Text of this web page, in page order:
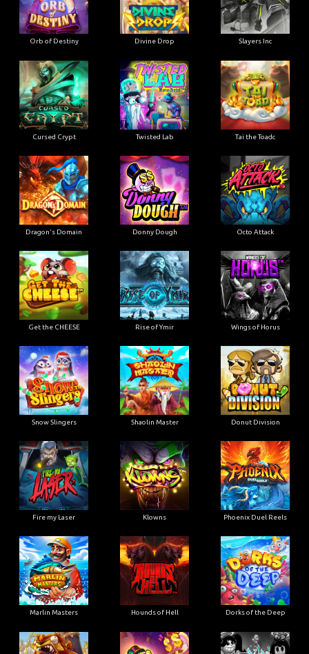
Orb of Destiny Divine Drop Slayers Inc
Cursed Crypt Twisted Lab Tai the Toadc
Dragon's Domain Donny Dough Octo Attack
Get the CHEESE Rise of Ymir Wings of Horus
Snow Slingers Shaolin Master Donut Division
Fire my Laser Klowns Phoenix Duel Reels
Marlin Masters Hounds of Hell Dorks of the Deep